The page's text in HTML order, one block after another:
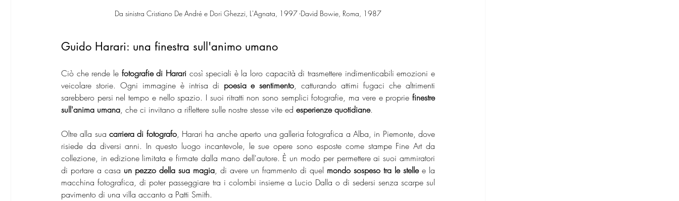
Da sinistra Cristiano De André e Dori Ghezzi, L'Agnata, 1997 -David Bowie, Roma, 1987
Guido Harari: una finestra sull'animo umano
Ciò che rende le fotografie di Harari così speciali è la loro capacità di trasmettere indimenticabili emozioni e
veicolare storie. Ogni immagine è intrisa di poesia e sentimento, catturando attimi fugaci che altrimenti
sarebbero persi nel tempo e nello spazio. I suoi ritratti non sono semplici fotografie, ma vere e proprie finestre
sull'anima umana, che ci invitano a riflettere sulle nostre stesse vite ed esperienze quotidiane.
Oltre alla sua carriera di fotografo, Harari ha anche aperto una galleria fotografica a Alba, in Piemonte, dove
risiede da diversi anni. In questo luogo incantevole, le sue opere sono esposte come stampe Fine Art da
collezione, in edizione limitata e firmate dalla mano dell'autore. È un modo per permettere ai suoi ammiratori
di portare a casa un pezzo della sua magia, di avere un frammento di quel mondo sospeso tra le stelle e la
macchina fotografica, di poter passeggiare tra i colombi insieme a Lucio Dalla o di sedersi senza scarpe sul
pavimento di una villa accanto a Patti Smith.